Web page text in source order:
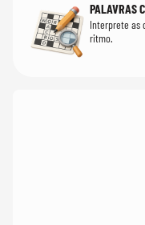
PALAVRAS
Interprete as
ritmo.